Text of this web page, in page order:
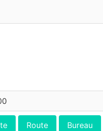
Route Bureau